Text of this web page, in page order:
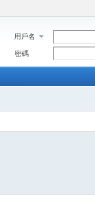
用戶名
密碼